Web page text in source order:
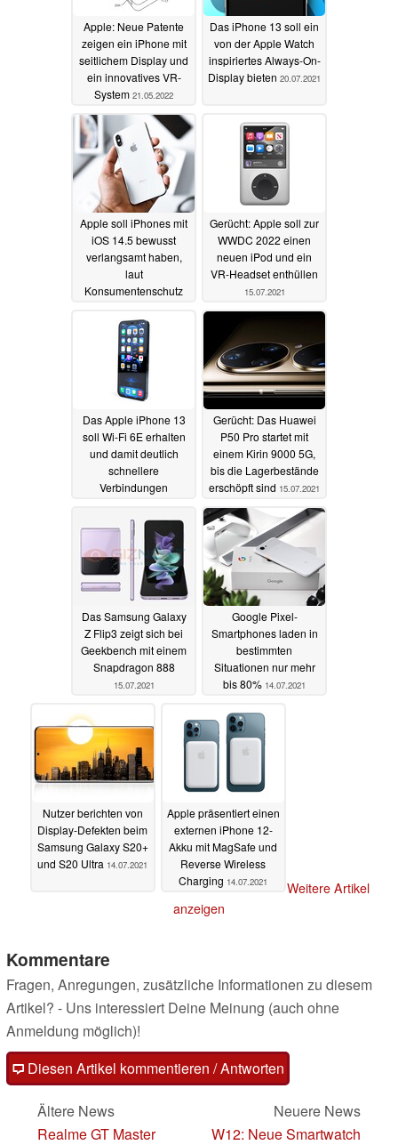
Apple: Neue Patente
zeigen ein iPhone mit
seitlichem Display und
ein innovatives VR-
System 21.05.2022
Das iPhone 13 soll ein
von der Apple Watch
inspiriertes Always-On-
Display bieten 20.07.2021
Apple soll iPhones mit
iOS 14.5 bewusst
verlangsamt haben,
laut
Konsumentenschutz
Gerücht: Apple soll zur
WWDC 2022 einen
neuen iPod und ein
VR-Headset enthüllen
15.07.2021
Das Apple iPhone 13
soll Wi-Fi 6E erhalten
und damit deutlich
schnellere
Verbindungen
Gerücht: Das Huawei
P50 Pro startet mit
einem Kirin 9000 5G,
bis die Lagerbestände
erschöpft sind 15.07.2021
Das Samsung Galaxy
Z Flip3 zeigt sich bei
Geekbench mit einem
Snapdragon 888
15.07.2021
Google Pixel-
Smartphones laden in
bestimmten
Situationen nur mehr
bis 80% 14.07.2021
Nutzer berichten von
Display-Defekten beim
Samsung Galaxy S20+
und S20 Ultra 14.07.2021
Apple präsentiert einen
externen iPhone 12-
Akku mit MagSafe und
Reverse Wireless
Charging 14.07.2021
Weitere Artikel
anzeigen
Kommentare
Fragen, Anregungen, zusätzliche Informationen zu diesem
Artikel? - Uns interessiert Deine Meinung (auch ohne
Anmeldung möglich)!
Diesen Artikel kommentieren / Antworten
Ältere News
Realme GT Master
Neuere News
W12: Neue Smartwatch